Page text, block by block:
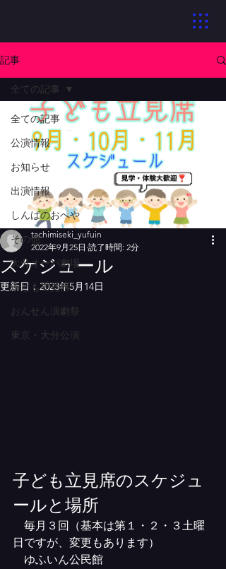
記事
全ての記事
公演情報
お知らせ
出演情報
しんばのおへや
その他
大分オーパ劇場
子ども立見席
おんせん演劇祭
東京・大分公演
全ての記事
スケジュール
tachimiseki_yufuin
2022年9月25日 読了時間: 2分
更新日：2023年5月14日
子ども立見席のスケジュ
ールと場所
毎月３回（基本は第１・２・３土曜
日ですが、変更もあります）
ゆふいん公民館